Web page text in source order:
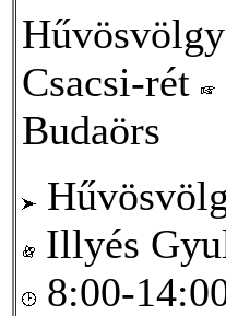
Hűvösvölgy
Csacsi-rét
Budaörs
Illyés
8:00-